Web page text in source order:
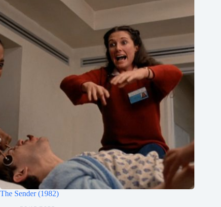
The Sender (1982)